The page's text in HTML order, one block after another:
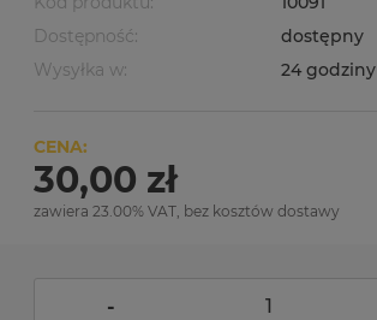
Dostępność:
dostępny
Wysyłka w:
24 godziny
CENA:
30,00 zł
zawiera 23.00% VAT, bez kosztów dostawy
-